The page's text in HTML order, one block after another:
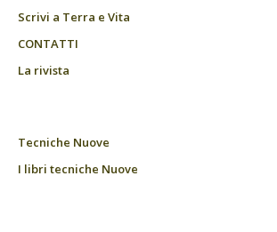
Scrivi a Terra e Vita
CONTATTI
La rivista
Tecniche Nuove
I libri tecniche Nuove